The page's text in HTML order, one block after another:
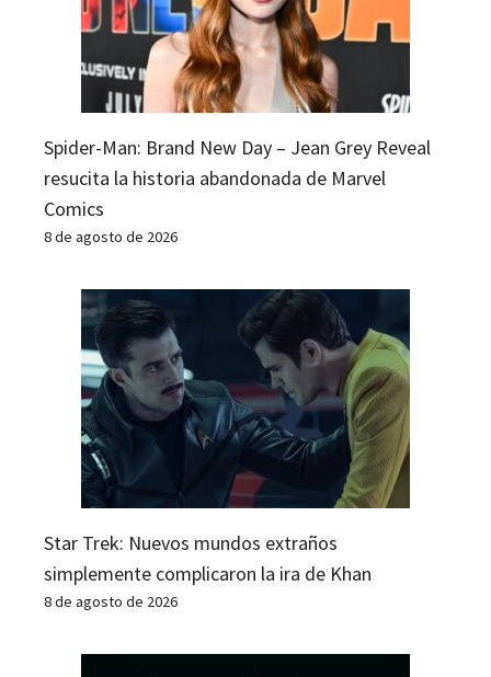
Spider-Man: Brand New Day – Jean Grey Reveal
resucita la historia abandonada de Marvel
Comics
8 de agosto de 2026
Star Trek: Nuevos mundos extraños
simplemente complicaron la ira de Khan
8 de agosto de 2026